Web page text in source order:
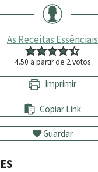
As Receitas Essênciais
4.50 a partir de 2votos
Imprimir
Copiar Link
Guardar